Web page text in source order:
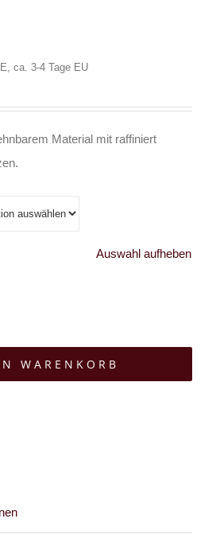
ca. 3-4 Tage EU
Material mit raffiniert
Auswahl aufheben
WARENKORB